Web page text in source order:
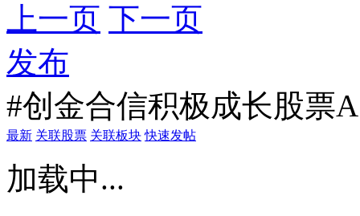
上一页 下一页
发布
#创金合信积极成长股票
最新 关联股票 关联板块 快速发帖
加载中...